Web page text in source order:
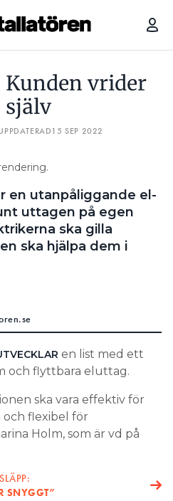
vrider
själv
15 SEP 2022
en utanpåliggande el-
uttagen på egen
ska gilla
ska hjälpa dem i
en list med ett
och flyttbara eluttag.
ska vara effektiv för
flexibel för
Holm, som är vd på
SNYGGT”